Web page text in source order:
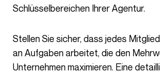
Schlüsselbereichen Ihrer Agentur.
Stellen Sie sicher, dass jedes Mitglied Ihres Teams
an Aufgaben arbeitet, die den
Unternehmen maximieren. Eine